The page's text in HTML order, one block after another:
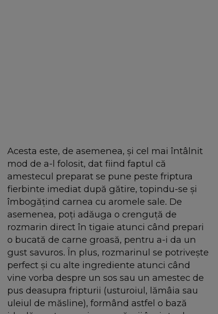
Acesta este, de asemenea, și cel mai întâlnit
mod de a-l folosit, dat fiind faptul că
amestecul preparat se pune peste friptura
fierbinte imediat după gătire, topindu-se și
îmbogățind carnea cu aromele sale. De
asemenea, poți adăuga o crenguță de
rozmarin direct în tigaie atunci când prepari
o bucată de carne groasă, pentru a-i da un
gust savuros. În plus, rozmarinul se potrivește
perfect și cu alte ingrediente atunci când
vine vorba despre un sos sau un amestec de
pus deasupra fripturii (usturoiul, lămâia sau
uleiul de măsline), formând astfel o bază